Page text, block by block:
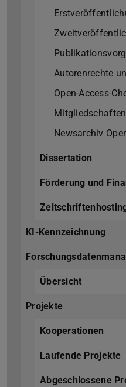
Autorenrechte
Open-Access-
Newsarchiv
Dissertation
Förderung und
KI-Kennzeichnung
Übersicht
Projekte
Kooperationen
Laufende Projekte
Abgeschlossene